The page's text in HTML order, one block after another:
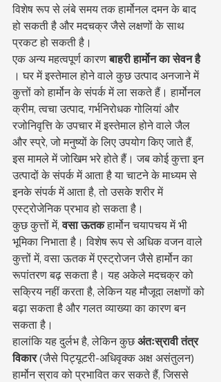
विशेष रूप से लंबे समय तक हार्मोनल दमन के बाद
हो सकती है और मदचक्र जैसे लक्षणों के साथ
प्रकट हो सकती है।
एक अन्य महत्वपूर्ण कारण बाहरी हार्मोन का सेवन है
। घर में इस्तेमाल होने वाले कुछ उत्पाद अनजाने में
कुत्तों को हार्मोन के संपर्क में ला सकते हैं। हार्मोनल
क्रीम, त्वचा उत्पाद, गर्भनिरोधक गोलियां और
रजोनिवृत्ति के उपचार में इस्तेमाल होने वाले जैल
और स्प्रे, जो मनुष्यों के लिए उपयोग किए जाते हैं,
इस मामले में जोखिम भरे होते हैं। जब कोई कुत्ता इन
उत्पादों के संपर्क में आता है या चाटने के माध्यम से
इनके संपर्क में आता है, तो उसके शरीर में
एस्ट्रोजेनिक प्रभाव हो सकता है।
कुछ कुत्तों में, वसा ऊतक हार्मोन चयापचय में भी
भूमिका निभाता है। विशेष रूप से अधिक वजन वाले
कुत्तों में, वसा ऊतक में एस्ट्रोजन जैसे हार्मोन का
रूपांतरण बढ़ सकता है। यह अकेले मदचक्र को
सक्रिय नहीं करता है, लेकिन यह मौजूदा लक्षणों को
बढ़ा सकता है और गलत व्याख्या का कारण बन
सकता है।
हालांकि यह दुर्लभ है, लेकिन कुछ अंतःस्रावी तंत्र
विकार (जैसे पिट्यूटरी-अधिवृक्क अक्ष असंतुलन)
हार्मोन स्राव को प्रभावित कर सकते हैं, जिससे